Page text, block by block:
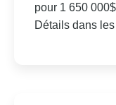
pour 1 650
Détails dans